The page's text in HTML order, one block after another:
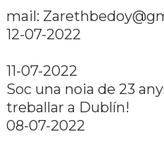
mail:
12-07-2022
11-07-2022
Soc una noia de 23
treballar a Dublí­n!
08-07-2022